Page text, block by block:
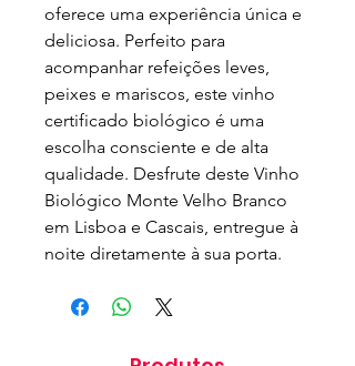
oferece uma experiência única e
deliciosa. Perfeito para
acompanhar refeições leves,
peixes e mariscos, este vinho
certificado biológico é uma
escolha consciente e de alta
qualidade. Desfrute deste Vinho
Biológico Monte Velho Branco
em Lisboa e Cascais, entregue à
noite diretamente à sua porta.